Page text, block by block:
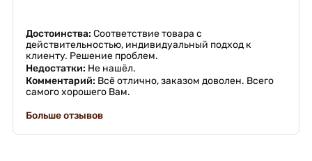
Достоинства: Соответствие товара с
действительностью, индивидуальный подход к
клиенту. Решение проблем.
Недостатки: Не нашёл.
Комментарий: Всё отлично, заказом доволен. Всего
самого хорошего Вам.
Больше отзывов